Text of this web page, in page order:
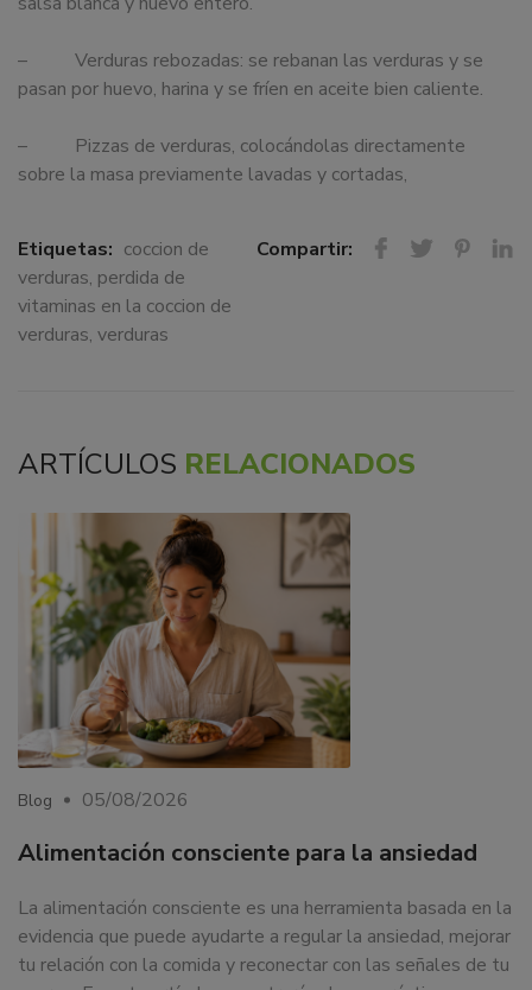
– Verduras rebozadas: se rebanan las verduras y se
pasan por huevo, harina y se fríen en aceite bien caliente.
– Pizzas de verduras, colocándolas directamente
sobre la masa previamente lavadas y cortadas,
Etiquetas: coccion de
verduras, perdida de
vitaminas en la coccion de
verduras, verduras
Compartir:
ARTÍCULOS RELACIONADOS
Blog 05/08/2026
Alimentación consciente para la ansiedad
La alimentación consciente es una herramienta basada en la
evidencia que puede ayudarte a regular la ansiedad, mejorar
tu relación con la comida y reconectar con las señales de tu